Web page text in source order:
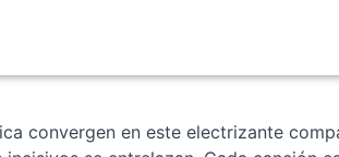
convergen en este electrizante